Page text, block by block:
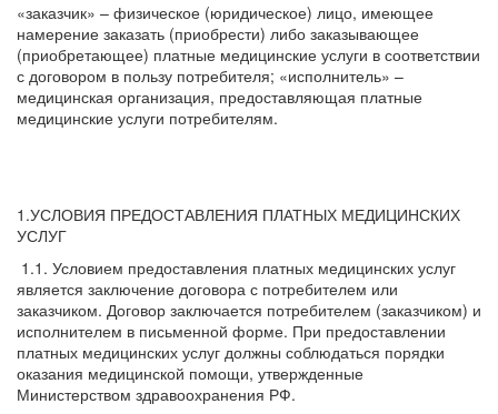
«заказчик» – физическое (юридическое) лицо, имеющее
намерение заказать (приобрести) либо заказывающее
(приобретающее) платные медицинские услуги в соответствии
с договором в пользу потребителя; «исполнитель» –
медицинская организация, предоставляющая платные
медицинские услуги потребителям.
1.УСЛОВИЯ ПРЕДОСТАВЛЕНИЯ ПЛАТНЫХ МЕДИЦИНСКИХ
УСЛУГ
1.1. Условием предоставления платных медицинских услуг
является заключение договора с потребителем или
заказчиком. Договор заключается потребителем (заказчиком) и
исполнителем в письменной форме. При предоставлении
платных медицинских услуг должны соблюдаться порядки
оказания медицинской помощи, утвержденные
Министерством здравоохранения РФ.